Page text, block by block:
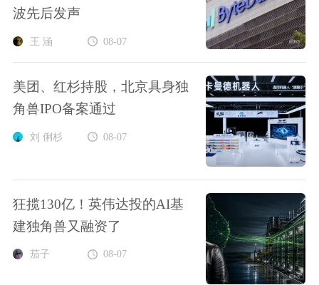
波先后发声
王 涵 08-07
美团、红杉持股，北京具身独
角兽IPO备案通过
刘 俐杉 08-07
狂揽130亿！英伟达投的AI基
建独角兽又融资了
茄子 08-07